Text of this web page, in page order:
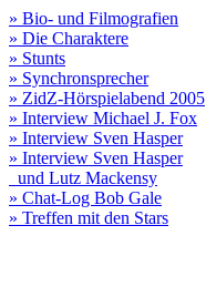
» Bio- und Filmografien
» Die Charaktere
» Stunts
» Synchronsprecher
» ZidZ-Hörspielabend 2005
» Interview Michael J. Fox
» Interview Sven Hasper
» Interview Sven Hasper
und Lutz Mackensy
» Chat-Log Bob Gale
» Treffen mit den Stars